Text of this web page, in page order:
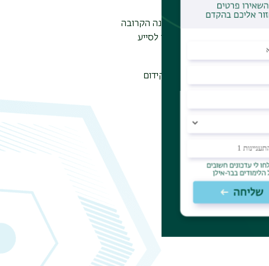
שעומדים לצאת לגמלאות בשנה הקרובה
רלוונטי וכלים אשר נועדו לסייע
ותודה על תרומתם לקידום